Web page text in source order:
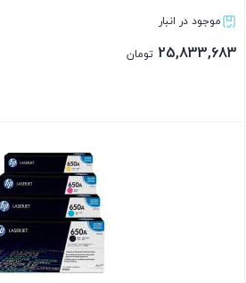
موجود در انبار
25,833,683 تومان